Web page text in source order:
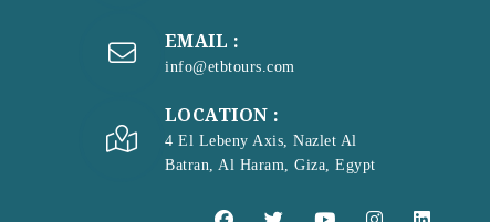
EMAIL :
info@etbtours.com
LOCATION :
4 El Lebeny Axis, Nazlet Al
Batran, Al Haram, Giza, Egypt